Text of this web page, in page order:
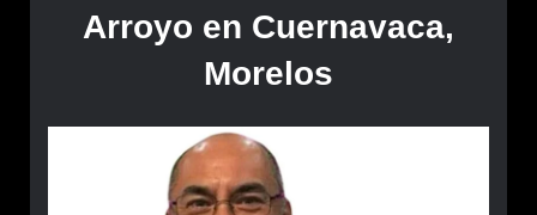
Arroyo en Cuernavaca,
Morelos